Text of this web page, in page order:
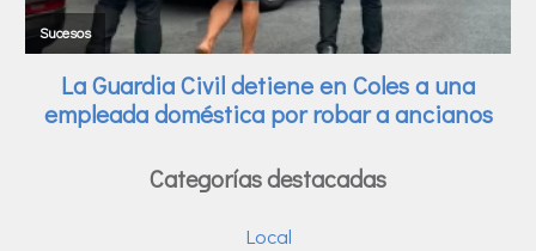
Categorías destacadas
Local